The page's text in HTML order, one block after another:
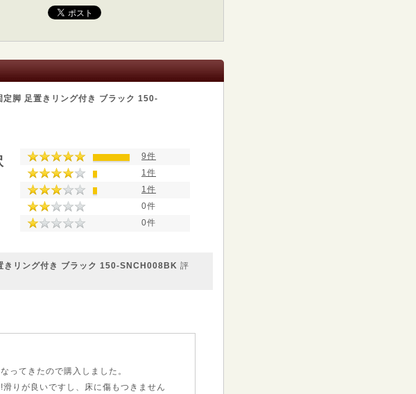
脚 足置きリング付き ブラック 150-
9件
1件
1件
0件
0件
きリング付き ブラック 150-SNCH008BK 評
ってきたので購入しました。
りが良いですし、床に傷もつきません